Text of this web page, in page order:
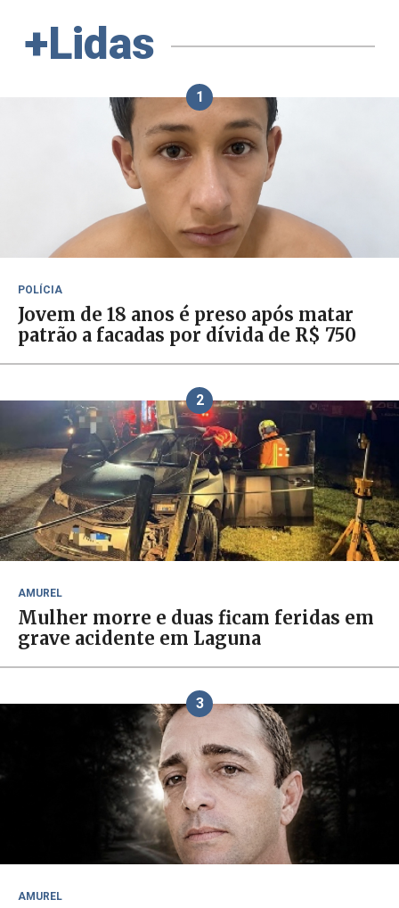
+Lidas
1
POLÍCIA
Jovem de 18 anos é preso após matar
patrão a facadas por dívida de R$ 750
2
AMUREL
Mulher morre e duas ficam feridas em
grave acidente em Laguna
3
AMUREL